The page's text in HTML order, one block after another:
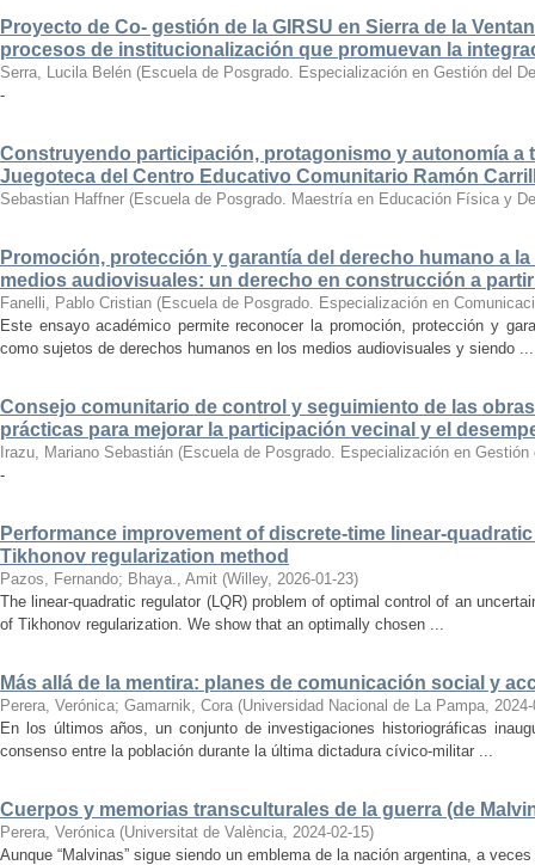
Proyecto de Co- gestión de la GIRSU en Sierra de la
procesos de institucionalización que promuevan la
Serra, Lucila Belén (Escuela de Posgrado. Especialización en Gestión del
-
Construyendo participación, protagonismo y autonomía a
Juegoteca del Centro Educativo Comunitario Ramón
Sebastian Haffner (Escuela de Posgrado. Maestría en Educación Física y
Promoción, protección y garantía del derecho humano a
medios audiovisuales: un derecho en construcción a
Fanelli, Pablo Cristian (Escuela de Posgrado. Especialización en
Este ensayo académico permite reconocer la promoción, protección y
como sujetos de derechos humanos en los medios audiovisuales y siendo ...
Consejo comunitario de control y seguimiento de las
prácticas para mejorar la participación vecinal y el
Irazu, Mariano Sebastián (Escuela de Posgrado. Especialización en Gestión
-
Performance improvement of discrete-time linear-
Tikhonov regularization method
Pazos, Fernando; Bhaya., Amit (Willey, 2026-01-23)
The linear-quadratic regulator (LQR) problem of optimal control of an
of Tikhonov regularization. We show that an optimally chosen ...
Más allá de la mentira: planes de comunicación social y
Perera, Verónica; Gamarnik, Cora (Universidad Nacional de La Pampa,
En los últimos años, un conjunto de investigaciones historiográficas
consenso entre la población durante la última dictadura cívico-militar ...
Cuerpos y memorias transculturales de la guerra (de
Perera, Verónica (Universitat de València, 2024-02-15)
Aunque “Malvinas” sigue siendo un emblema de la nación argentina, a